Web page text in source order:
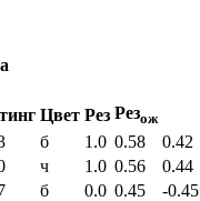
Цвет Рез Резож
б 1.0 0.58 0.42
ч 1.0 0.56 0.44
б 0.0 0.45 -0.45